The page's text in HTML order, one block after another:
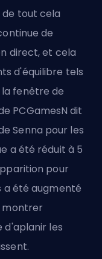
de tout cela
de
direct, et cela
d'équilibre tels
fenêtre de
PCGamesN dit
Senna pour les
a été réduit à 5
pour
a été augmenté
montrer
d'aplanir les